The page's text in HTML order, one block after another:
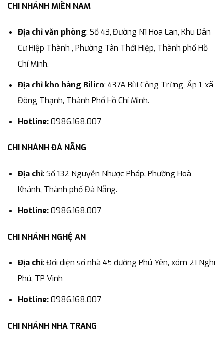
CHI NHÁNH MIỀN NAM
Địa chỉ văn phòng: Số 43, Đường N1 Hoa Lan, Khu Dân
Cư Hiệp Thành , Phường Tân Thới Hiệp, Thành phố Hồ
Chí Minh.
Địa chỉ kho hàng Bilico: 437A Bùi Công Trừng, Ấp 1, xã
Đông Thạnh, Thành Phố Hồ Chí Minh.
Hotline:0986.168.007
CHI NHÁNH ĐÀ NẴNG
Địa chỉ: Số 132 Nguyễn Nhược Pháp, Phường Hoà
Khánh, Thành phố Đà Nẵng.
Hotline:0986.168.007
CHI NHÁNH NGHỆ AN
Địa chỉ: Đối diện số nhà 45 đường Phú Yên, xóm 21 Nghi
Phú, TP Vinh
Hotline:0986.168.007
CHI NHÁNH NHA TRANG